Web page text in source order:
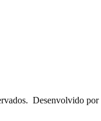
Desenvolvido por